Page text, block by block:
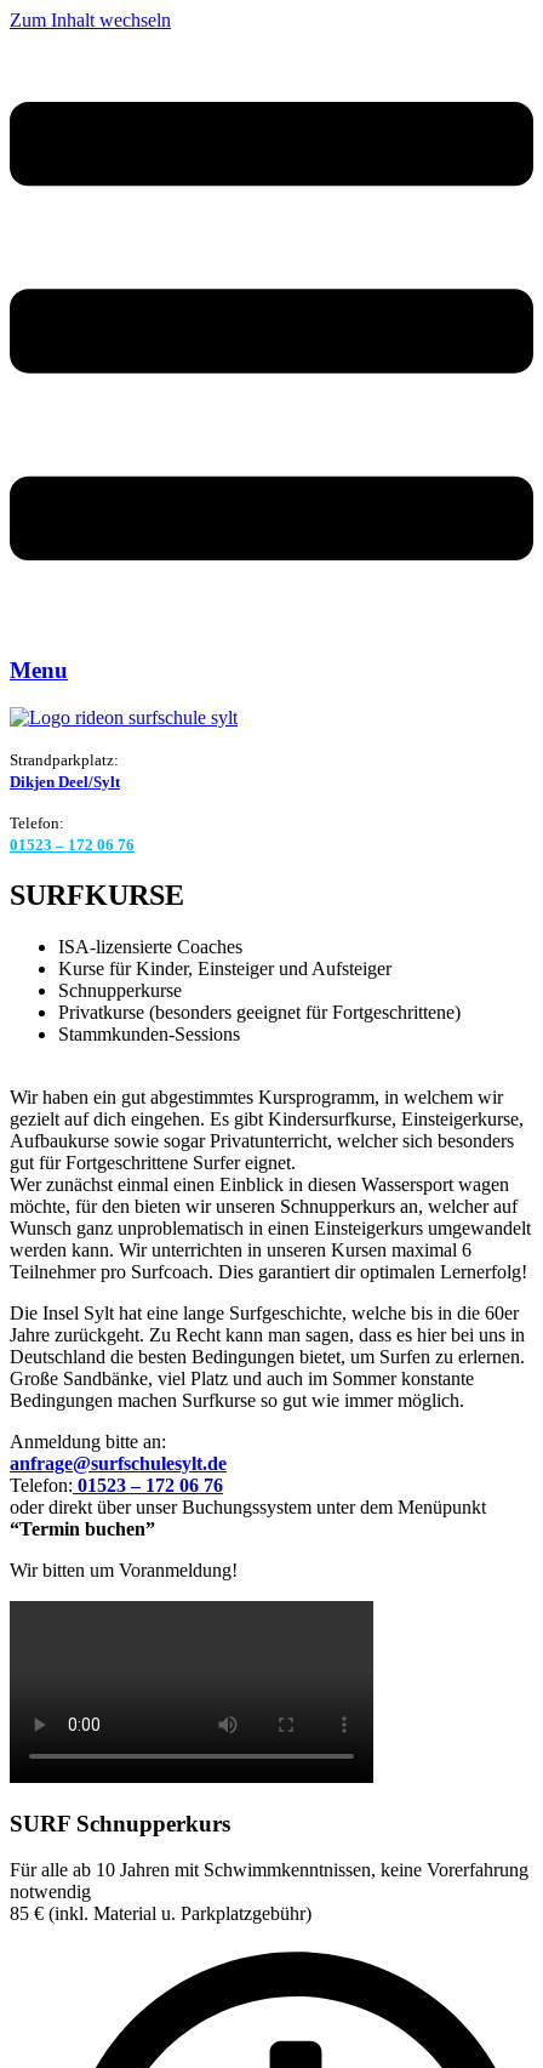
Zum Inhalt wechseln
Menu
Strandparkplatz:
Dikjen Deel/Sylt
Telefon:
01523 – 172 06 76
SURFKURSE
ISA-lizensierte Coaches
Kurse für Kinder, Einsteiger und Aufsteiger
Schnupperkurse
Privatkurse (besonders geeignet für Fortgeschrittene)
Stammkunden-Sessions
Wir haben ein gut abgestimmtes Kursprogramm, in welchem wir
gezielt auf dich eingehen. Es gibt Kindersurfkurse, Einsteigerkurse,
Aufbaukurse sowie sogar Privatunterricht, welcher sich besonders
gut für Fortgeschrittene Surfer eignet.
Wer zunächst einmal einen Einblick in diesen Wassersport wagen
möchte, für den bieten wir unseren Schnupperkurs an, welcher auf
Wunsch ganz unproblematisch in einen Einsteigerkurs umgewandelt
werden kann. Wir unterrichten in unseren Kursen maximal 6
Teilnehmer pro Surfcoach. Dies garantiert dir optimalen Lernerfolg!
Die Insel Sylt hat eine lange Surfgeschichte, welche bis in die 60er
Jahre zurückgeht. Zu Recht kann man sagen, dass es hier bei uns in
Deutschland die besten Bedingungen bietet, um Surfen zu erlernen.
Große Sandbänke, viel Platz und auch im Sommer konstante
Bedingungen machen Surfkurse so gut wie immer möglich.
Anmeldung bitte an:
anfrage@surfschulesylt.de
Telefon: 01523 – 172 06 76
oder direkt über unser Buchungssystem unter dem Menüpunkt
“Termin buchen”
Wir bitten um Voranmeldung!
SURF Schnupperkurs
Für alle ab 10 Jahren mit Schwimmkenntnissen, keine Vorerfahrung
notwendig
85 € (inkl. Material u. Parkplatzgebühr)